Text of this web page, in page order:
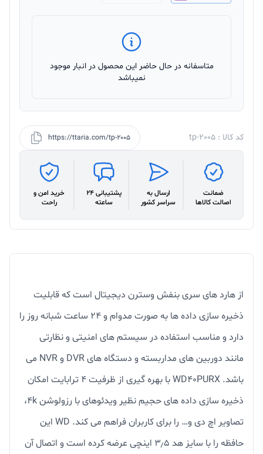
متاسفانه در حال حاضر این محصول در انبار موجود
نمیباشد
کد کالا : tp-2005 https://ttaria.com/tp-2005
ضمانت
اصالت کالاها
ارسال به
سراسر کشور
پشتیبانی 24
ساعته
خرید امن و
راحت
از هارد های سری بنفش وسترن دیجیتال است که قابلیت
ذخیره سازی داده ها به صورت مدوام و ۲۴ ساعت شبانه روز را
دارد و مناسب استفاده در سیستم های امنیتی و نظارتی
مانند دوربین های مداربسته و دستگاه های DVR و NVR می
باشد. WD40PURX با بهره گیری از ظرفیت ۴ ترابایت امکان
ذخیره سازی داده های حجیم نظیر ویدئوهای با رزولوشن ۴k،
تصاویر اچ دی و… را برای کاربران فراهم می کند. WD این
حافظه را با سایز هد ۳٫۵ اینچی عرضه کرده است و اتصال آن